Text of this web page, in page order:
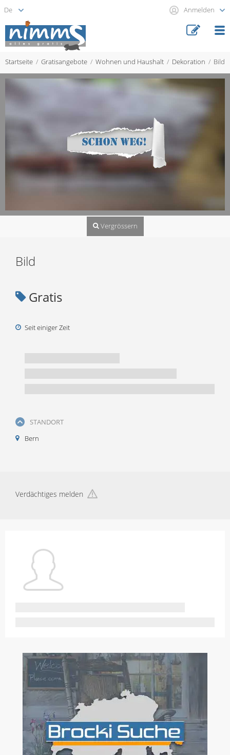
Anmelden
Startseite Gratisangebote Wohnen und Haushalt Dekoration Bild
Vergrössern
Bild
Gratis
Seit einiger Zeit
STANDORT
Bern
Verdächtiges melden